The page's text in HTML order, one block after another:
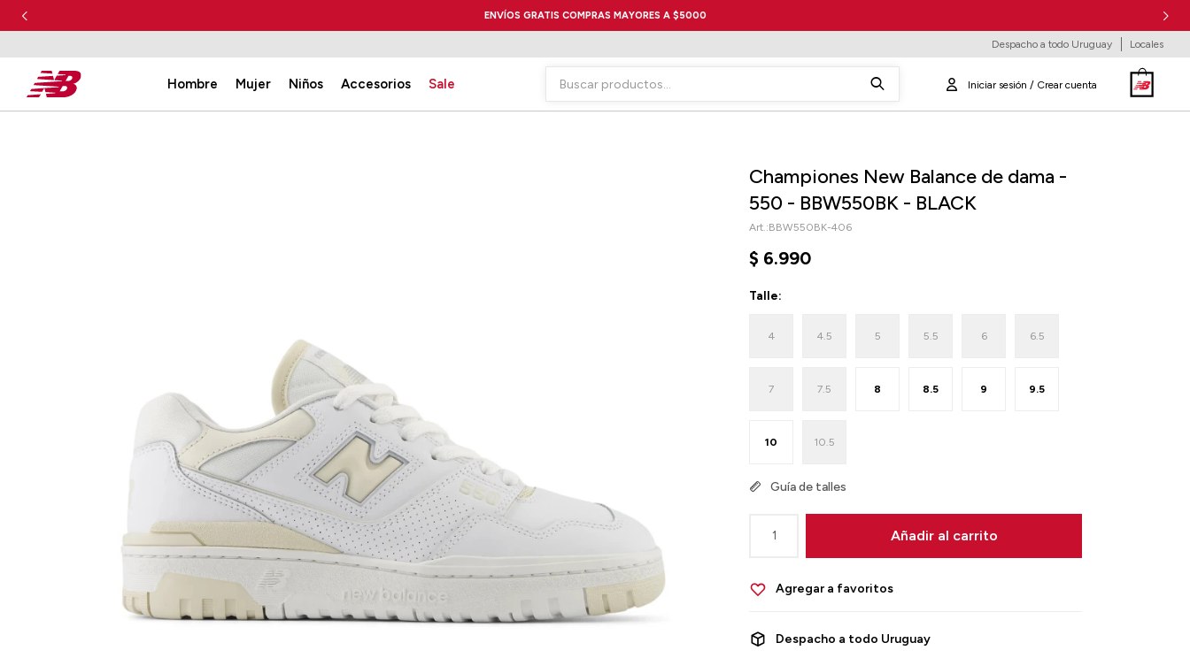
ENVÍOS GRATIS COMPRAS MAYORES A $5000
Hombre Mujer Niños Accesorios Sale
Despacho a todo Uruguay Locales
Championes New Balance de dama -
550 - BBW550BK - BLACK
BBW550BK-406
$ 6.990
Talle:
4 4.5 5 5.5 6 6.5
7 7.5 8 8.5 9 9.5
10 10.5
Guía de talles
1 Añadir al carrito
Despacho a todo Uruguay